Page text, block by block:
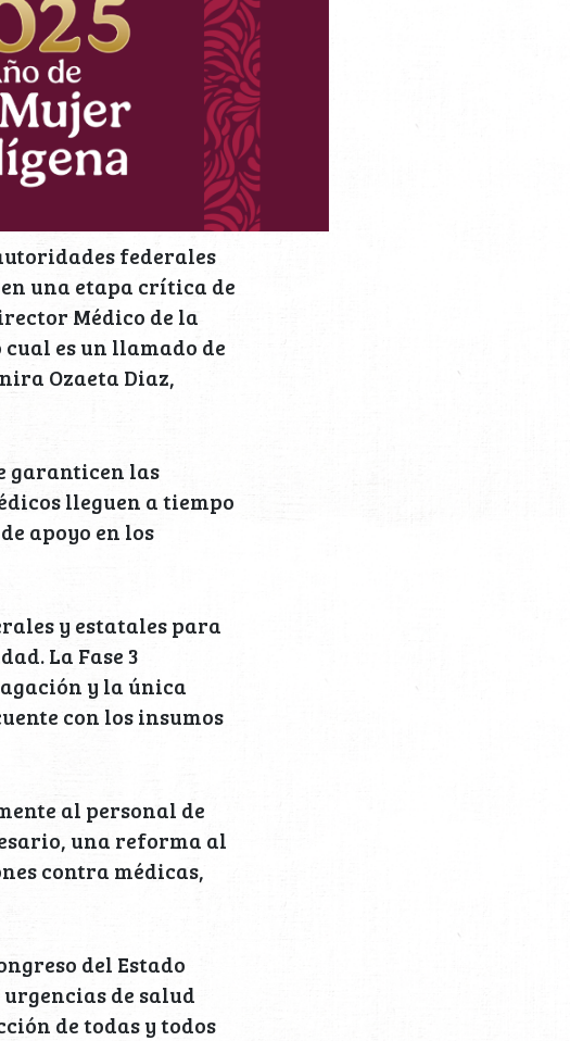
federales
una etapa crítica de
Médico de la
es un llamado de
Ozaeta Diaz,
garanticen las
lleguen a tiempo
apoyo en los
y estatales para
La Fase 3
y la única
con los insumos
al personal de
una reforma al
contra médicas,
del Estado
de salud
de todas y todos